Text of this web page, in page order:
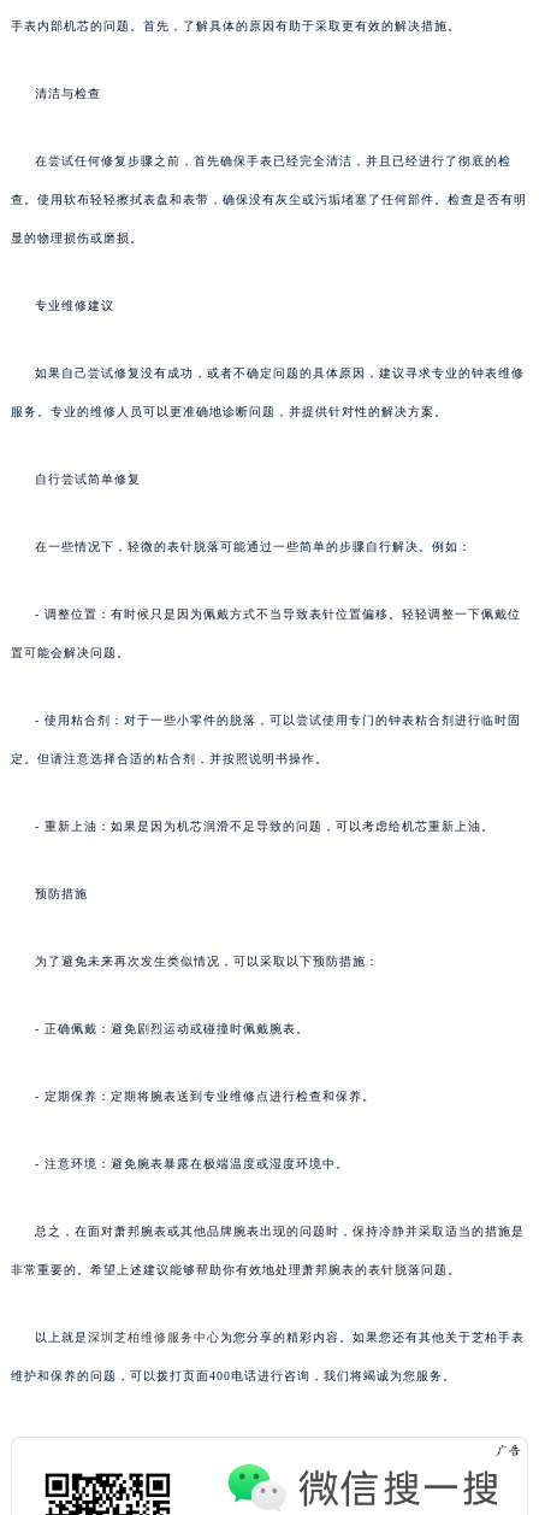
手表内部机芯的问题。首先，了解具体的原因有助于采取更有效的解决措施。
清洁与检查
在尝试任何修复步骤之前，首先确保手表已经完全清洁，并且已经进行了彻底的检
查。使用软布轻轻擦拭表盘和表带，确保没有灰尘或污垢堵塞了任何部件。检查是否有明
显的物理损伤或磨损。
专业维修建议
如果自己尝试修复没有成功，或者不确定问题的具体原因，建议寻求专业的钟表维修
服务。专业的维修人员可以更准确地诊断问题，并提供针对性的解决方案。
自行尝试简单修复
在一些情况下，轻微的表针脱落可能通过一些简单的步骤自行解决。例如：
- 调整位置：有时候只是因为佩戴方式不当导致表针位置偏移。轻轻调整一下佩戴位
置可能会解决问题。
- 使用粘合剂：对于一些小零件的脱落，可以尝试使用专门的钟表粘合剂进行临时固
定。但请注意选择合适的粘合剂，并按照说明书操作。
- 重新上油：如果是因为机芯润滑不足导致的问题，可以考虑给机芯重新上油。
预防措施
为了避免未来再次发生类似情况，可以采取以下预防措施：
- 正确佩戴：避免剧烈运动或碰撞时佩戴腕表。
- 定期保养：定期将腕表送到专业维修点进行检查和保养。
- 注意环境：避免腕表暴露在极端温度或湿度环境中。
总之，在面对萧邦腕表或其他品牌腕表出现的问题时，保持冷静并采取适当的措施是
非常重要的。希望上述建议能够帮助你有效地处理萧邦腕表的表针脱落问题。
以上就是深圳芝柏维修服务中心为您分享的精彩内容。如果您还有其他关于芝柏手表
维护和保养的问题，可以拨打页面400电话进行咨询，我们将竭诚为您服务。